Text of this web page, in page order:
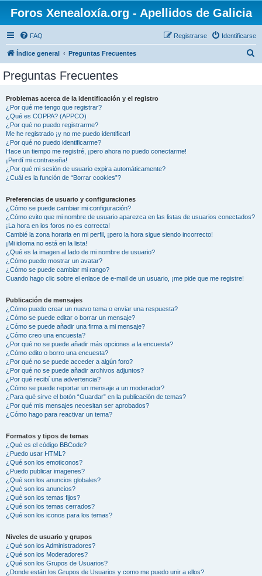
Foros Xenealoxía.org - Apellidos de Galicia
FAQ Identificarse
Registrarse
Índice general Preguntas Frecuentes
Preguntas Frecuentes
Problemas acerca de la identificación y el registro
¿Por qué me tengo que registrar?
¿Qué es COPPA? (APPCO)
¿Por qué no puedo registrarme?
Me he registrado ¡y no me puedo identificar!
¿Por qué no puedo identificarme?
Hace un tiempo me registré, ¡pero ahora no puedo conectarme!
¡Perdí mi contraseña!
¿Por qué mi sesión de usuario expira automáticamente?
¿Cuál es la función de “Borrar cookies”?
Preferencias de usuario y configuraciones
¿Cómo se puede cambiar mi configuración?
¿Cómo evito que mi nombre de usuario aparezca en las listas de usuarios conectados?
¡La hora en los foros no es correcta!
Cambié la zona horaria en mi perfil, ¡pero la hora sigue siendo incorrecto!
¡Mi idioma no está en la lista!
¿Qué es la imagen al lado de mi nombre de usuario?
¿Cómo puedo mostrar un avatar?
¿Cómo se puede cambiar mi rango?
Cuando hago clic sobre el enlace de e-mail de un usuario, ¡me pide que me registre!
Publicación de mensajes
¿Cómo puedo crear un nuevo tema o enviar una respuesta?
¿Cómo se puede editar o borrar un mensaje?
¿Cómo se puede añadir una firma a mi mensaje?
¿Cómo creo una encuesta?
¿Por qué no se puede añadir más opciones a la encuesta?
¿Cómo edito o borro una encuesta?
¿Por qué no se puede acceder a algún foro?
¿Por qué no se puede añadir archivos adjuntos?
¿Por qué recibí una advertencia?
¿Cómo se puede reportar un mensaje a un moderador?
¿Para qué sirve el botón “Guardar” en la publicación de temas?
¿Por qué mis mensajes necesitan ser aprobados?
¿Cómo hago para reactivar un tema?
Formatos y tipos de temas
¿Qué es el código BBCode?
¿Puedo usar HTML?
¿Qué son los emoticonos?
¿Puedo publicar imagenes?
¿Qué son los anuncios globales?
¿Qué son los anuncios?
¿Qué son los temas fijos?
¿Qué son los temas cerrados?
¿Qué son los iconos para los temas?
Niveles de usuario y grupos
¿Qué son los Administradores?
¿Qué son los Moderadores?
¿Qué son los Grupos de Usuarios?
¿Donde están los Grupos de Usuarios y como me puedo unir a ellos?